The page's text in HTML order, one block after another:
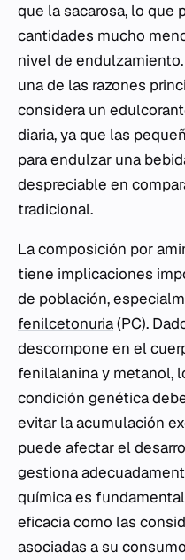
que la sacarosa, lo que
cantidades mucho
nivel de
una de las razones
considera un
diaria, ya que las
para endulzar una
despreciable en
tradicional.
La composición por
tiene implicaciones
de población,
fenilcetonuria(PC).
descompone en el
fenilalanina y metanol,
condición genética
evitar la acumulación
puede afectar el
gestiona
química es
eficacia como las
asociadas a su